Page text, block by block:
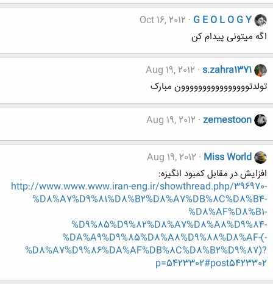
G E O L O G Y
Oct 16, 2012
اگه میتونی پیدام کن
s.zahra1371
Aug 19, 2012
تولدتوووووووووووووووون مبارک
zemestoon
Aug 19, 2012
Miss World
Aug 19, 2012
افزایش در مقابل کمبود انگیزه:
http://www.www.www.iran-eng.ir/showthread.php/396970-
%D8%A7%D9%81%D8%B2%D8%A7%DB%8C%D8%B4-
%D8%AF%D8%B1-
%D9%85%D9%82%D8%A7%D8%A8%D9%84-
%DA%A9%D9%85%D8%A8%D9%88%D8%AF-(-
%D8%A7%D9%86%DA%AF%DB%8C%D8%B2%D9%87)?
p=5423302#post5423302